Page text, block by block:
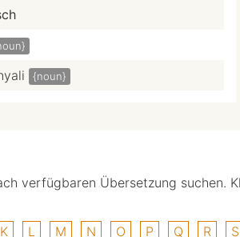
{noun}
verfügbaren Übersetzung suchen.
K L M N O P Q R S